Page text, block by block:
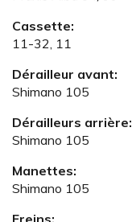
Cassette:
11-32, 11
Dérailleur avant:
Shimano 105
Dérailleurs arrière:
Shimano 105
Manettes:
Shimano 105
Freins: